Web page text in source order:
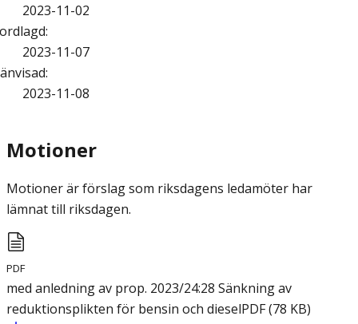
2023-11-02
:
2023-11-07
:
2023-11-08
Motioner
Motioner är förslag som riksdagens ledamöter har
lämnat till riksdagen.
PDF
med anledning av prop. 2023/24:28 Sänkning av
reduktionsplikten för bensin och dieselPDF(78 KB)